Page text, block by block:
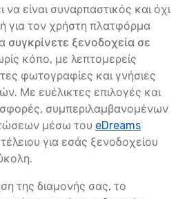
να είναι συναρπαστικός και όχι
για τον χρήστη πλατφόρμα
συγκρίνετε ξενοδοχεία σε
κόπο, με λεπτομερείς
φωτογραφίες και γνήσιες
Με ευέλικτες επιλογές και
συμπεριλαμβανομένων
μέσω του eDreams
για εσάς ξενοδοχείου
της διαμονής σας, το